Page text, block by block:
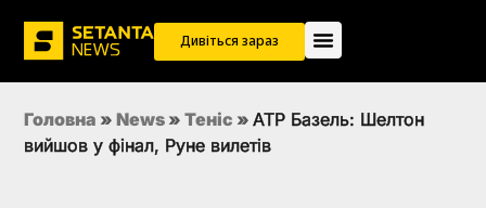
Дивіться зараз
Головна » News » Теніс » ATP Базель: Шелтон
вийшов у фінал, Руне вилетів